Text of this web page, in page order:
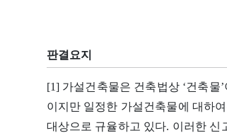
판결요지
[1] 가설건축물은 건축법상 ‘건축물
이지만 일정한 가설건축물에 대하
대상으로 규율하고 있다. 이러한